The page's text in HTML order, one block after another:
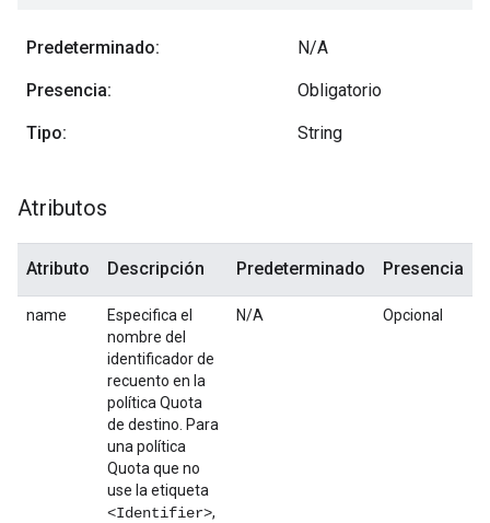
Predeterminado: N/A
Presencia: Obligatorio
Tipo: String
Atributos
Atributo Descripción Predeterminado Presencia
name
Especifica el
nombre del
identificador de
recuento en la
política Quota
de destino. Para
una política
Quota que no
use la etiqueta
<Identifier>,
N/A Opcional